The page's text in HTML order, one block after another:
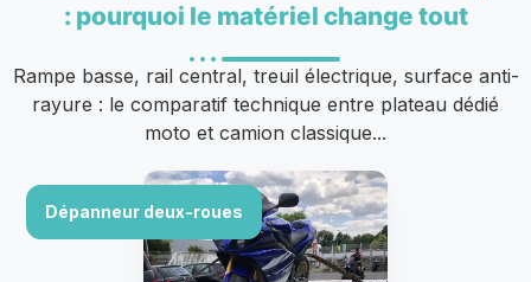
: pourquoi le matériel change tout
Rampe basse, rail central, treuil électrique, surface anti-
rayure : le comparatif technique entre plateau dédié
moto et camion classique...
Dépanneur deux-roues